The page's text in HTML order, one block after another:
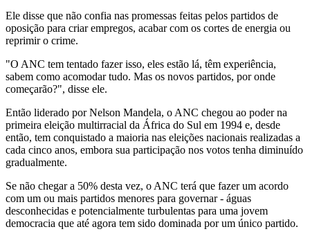
Ele disse que não confia nas promessas feitas pelos partidos de
oposição para criar empregos, acabar com os cortes de energia ou
reprimir o crime.
"O ANC tem tentado fazer isso, eles estão lá, têm experiência,
sabem como acomodar tudo. Mas os novos partidos, por onde
começarão?", disse ele.
Então liderado por Nelson Mandela, o ANC chegou ao poder na
primeira eleição multirracial da África do Sul em 1994 e, desde
então, tem conquistado a maioria nas eleições nacionais realizadas a
cada cinco anos, embora sua participação nos votos tenha diminuído
gradualmente.
Se não chegar a 50% desta vez, o ANC terá que fazer um acordo
com um ou mais partidos menores para governar - águas
desconhecidas e potencialmente turbulentas para uma jovem
democracia que até agora tem sido dominada por um único partido.